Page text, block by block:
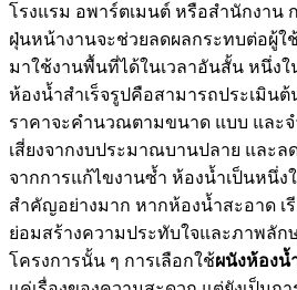
โรงแรม อพาร์ตเมนต์ หรือสำนักงาน
ฝุ่นหน้างานจะช่วยลดผลกระทบต่อผู้ใ
มาใช้งานพื้นที่ได้ในเวลาอันสั้น หนึ่งใ
ห้องน้ำสำเร็จรูปคือสามารถประเมิน
ราคาจะคำนวณตามขนาด แบบ และ
เสี่ยงจากงบประมาณบานปลาย และล
จากการแก้ไขงานซ้ำ ห้องน้ำเป็นหนึ่
สำคัญอย่างมาก หากห้องน้ำสะอาด เ
ย่อมสร้างความประทับใจและภาพลั
โครงการนั้น ๆ การเลือกใช้ผนังห้องน้